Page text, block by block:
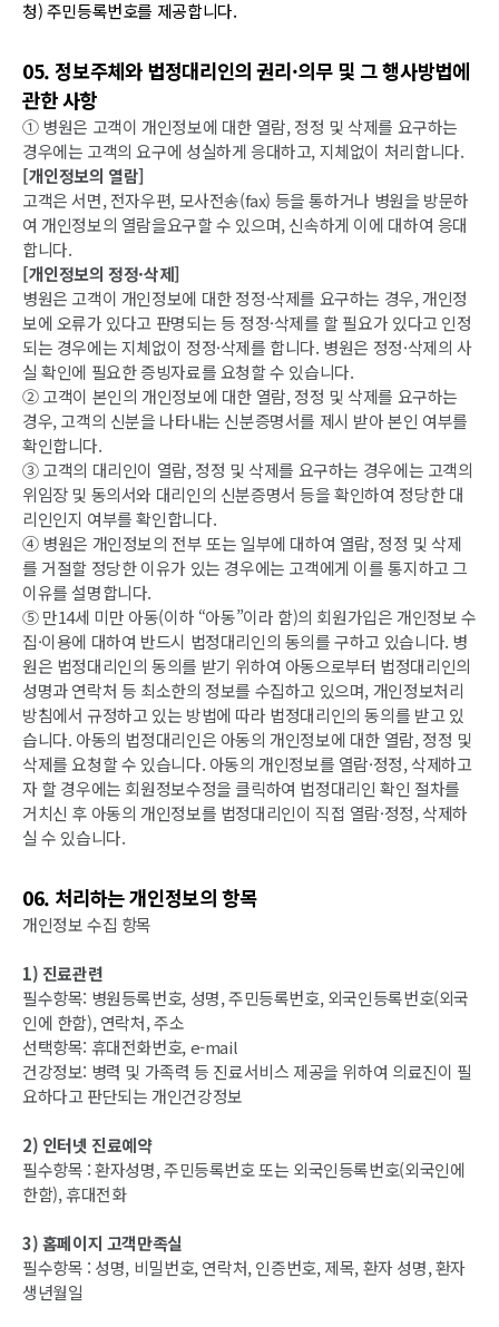
청) 주민등록번호를 제공합니다.
05. 정보주체와 법정대리인의 권리·의무 및 그 행사방법에
관한 사항
① 병원은 고객이 개인정보에 대한 열람, 정정 및 삭제를 요구하는
경우에는 고객의 요구에 성실하게 응대하고, 지체없이 처리합니다.
[개인정보의 열람]
고객은 서면, 전자우편, 모사전송(fax) 등을 통하거나 병원을 방문하
여 개인정보의 열람을요구할 수 있으며, 신속하게 이에 대하여 응대
합니다.
[개인정보의 정정·삭제]
병원은 고객이 개인정보에 대한 정정·삭제를 요구하는 경우, 개인정
보에 오류가 있다고 판명되는 등 정정·삭제를 할 필요가 있다고 인정
되는 경우에는 지체없이 정정·삭제를 합니다. 병원은 정정·삭제의 사
실 확인에 필요한 증빙자료를 요청할 수 있습니다.
② 고객이 본인의 개인정보에 대한 열람, 정정 및 삭제를 요구하는
경우, 고객의 신분을 나타내는 신분증명서를 제시 받아 본인 여부를
확인합니다.
③ 고객의 대리인이 열람, 정정 및 삭제를 요구하는 경우에는 고객의
위임장 및 동의서와 대리인의 신분증명서 등을 확인하여 정당한 대
리인인지 여부를 확인합니다.
④ 병원은 개인정보의 전부 또는 일부에 대하여 열람, 정정 및 삭제
를 거절할 정당한 이유가 있는 경우에는 고객에게 이를 통지하고 그
이유를 설명합니다.
⑤ 만14세 미만 아동(이하 “아동”이라 함)의 회원가입은 개인정보 수
집·이용에 대하여 반드시 법정대리인의 동의를 구하고 있습니다. 병
원은 법정대리인의 동의를 받기 위하여 아동으로부터 법정대리인의
성명과 연락처 등 최소한의 정보를 수집하고 있으며, 개인정보처리
방침에서 규정하고 있는 방법에 따라 법정대리인의 동의를 받고 있
습니다. 아동의 법정대리인은 아동의 개인정보에 대한 열람, 정정 및
삭제를 요청할 수 있습니다. 아동의 개인정보를 열람·정정, 삭제하고
자 할 경우에는 회원정보수정을 클릭하여 법정대리인 확인 절차를
거치신 후 아동의 개인정보를 법정대리인이 직접 열람·정정, 삭제하
실 수 있습니다.
06. 처리하는 개인정보의 항목
개인정보 수집 항목
1) 진료관련
필수항목: 병원등록번호, 성명, 주민등록번호, 외국인등록번호(외국
인에 한함), 연락처, 주소
선택항목: 휴대전화번호, e-mail
건강정보: 병력 및 가족력 등 진료서비스 제공을 위하여 의료진이 필
요하다고 판단되는 개인건강정보
2) 인터넷 진료예약
필수항목 : 환자성명, 주민등록번호 또는 외국인등록번호(외국인에
한함), 휴대전화
3) 홈페이지 고객만족실
필수항목 : 성명, 비밀번호, 연락처, 인증번호, 제목, 환자 성명, 환자
생년월일